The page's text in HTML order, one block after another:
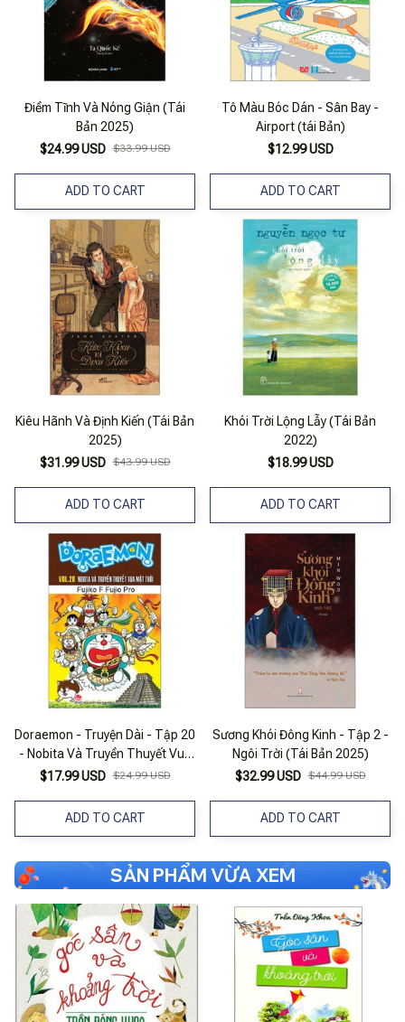
Điềm Tĩnh Và Nóng Giận (Tái
Bản 2025)
$24.99 USD $33.99 USD
ADD TO CART
Tô Màu Bóc Dán - Sân Bay -
Airport (tái Bản)
$12.99 USD
ADD TO CART
Kiêu Hãnh Và Định Kiến (Tái Bản
2025)
$31.99 USD $43.99 USD
ADD TO CART
Khói Trời Lộng Lẫy (Tái Bản
2022)
$18.99 USD
ADD TO CART
Doraemon - Truyện Dài - Tập 20
- Nobita Và Truyền Thuyết Vua
Mặt Trời (Tái Bản 2023)
$17.99 USD $24.99 USD
ADD TO CART
Sương Khói Đông Kinh - Tập 2 -
Ngôi Trời (Tái Bản 2025)
$32.99 USD $44.99 USD
ADD TO CART
SẢN PHẨM VỪA XEM